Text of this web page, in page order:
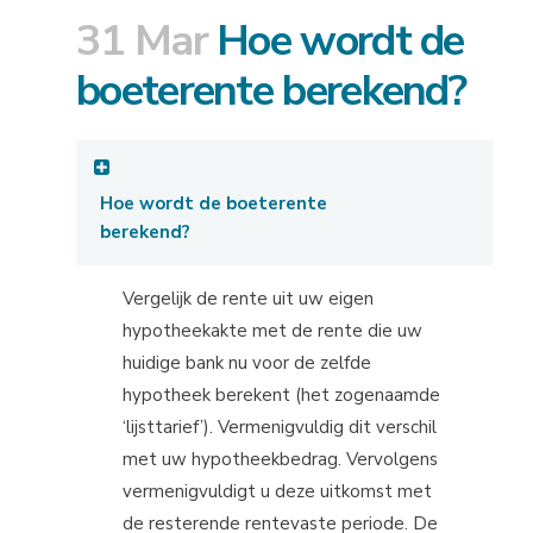
31 MarHoe wordt de
boeterente berekend?
Hoe wordt de boeterente
berekend?
Vergelijk de rente uit uw eigen
hypotheekakte met de rente die uw
huidige bank nu voor de zelfde
hypotheek berekent (het zogenaamde
‘lijsttarief’). Vermenigvuldig dit verschil
met uw hypotheekbedrag. Vervolgens
vermenigvuldigt u deze uitkomst met
de resterende rentevaste periode. De